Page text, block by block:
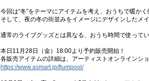
今回は“冬”をテーマにアイテムを考え、おうちで暖か
そして、夜の冬の街並みをイメージにデザインしたメ
通常のライブグッズとは異なる、おうち時間で使って
本日11月28日（金）18:00より予約販売開始！
各販売アイテムの詳細は、アーティストオンラインシ
https://www.asmart.jp/flumpool/